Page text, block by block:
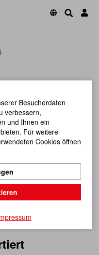
Besucherdaten
verbessern,
und Ihnen ein
Für weitere
Cookies öffnen